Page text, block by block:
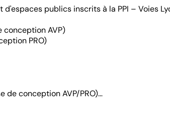
publics inscrits à la PPI – Voies
conception AVP)
PRO)
de conception AVP/PRO)…